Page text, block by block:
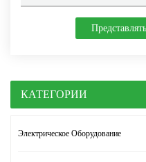
КАТЕГОРИИ
Электрическое Оборудование